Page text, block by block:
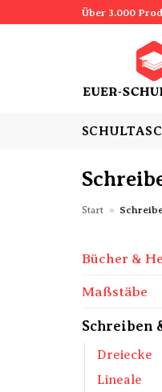
Über 3.000
Start »
Bücher &
Maßstäbe
Schreiben
Dreiecke
Lineale